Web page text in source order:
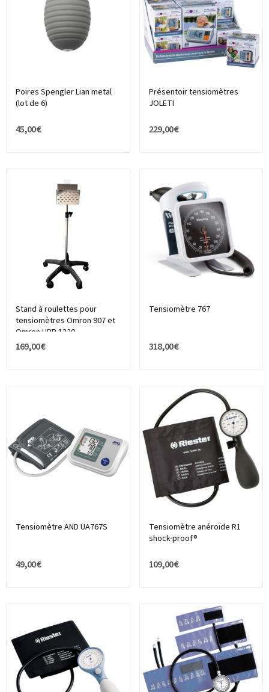
Poires Spengler Lian metal
(lot de 6)
45,00 €
Présentoir tensiomètres
JOLETI
229,00 €
Stand à roulettes pour
tensiomètres Omron 907 et
Omron HBP 1320
169,00 €
Tensiomètre 767
318,00 €
Tensiomètre AND UA767S
49,00 €
Tensiomètre anéroïde R1
shock-proof®
109,00 €